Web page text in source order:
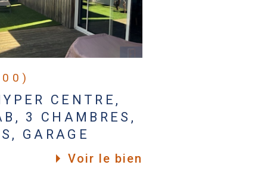
CENTRE,
3 CHAMBRES,
GARAGE
Voir le bien